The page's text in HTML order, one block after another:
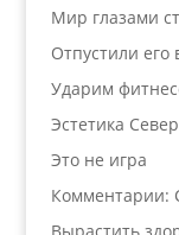
Мир глазами
Отпустили его
Ударим
Эстетика
Это не игра
Комментарии: